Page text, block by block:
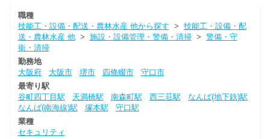
職種
技能工・設備・配送・農林水産 他から探す > 技能工・設備・配
送・農林水産 他> 施設・設備管理・警備・清掃> 警備・守
衛・清掃
勤務地
大阪府
大阪市 堺市 四條畷市
守口市
最寄り駅
谷町四丁目駅
天満橋駅 南森町駅 西三荘駅
なんば(地下鉄)駅
なんば(南海線)駅
塚本駅
守口駅
業種
セキュリティ